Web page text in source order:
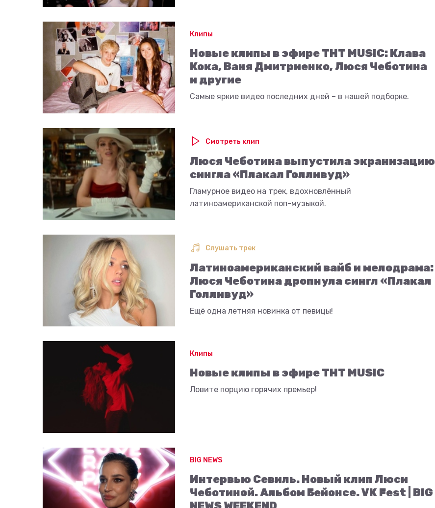
Клипы
Новые клипы в эфире ТНТ MUSIC: Клава
Кока, Ваня Дмитриенко, Люся Чеботина
и другие
Самые яркие видео последних дней – в нашей подборке.
Смотреть клип
Люся Чеботина выпустила экранизацию
сингла «Плакал Голливуд»
Гламурное видео на трек, вдохновлённый
латиноамериканской поп-музыкой.
Слушать трек
Латиноамериканский вайб и мелодрама:
Люся Чеботина дропнула сингл «Плакал
Голливуд»
Ещё одна летняя новинка от певицы!
Клипы
Новые клипы в эфире ТНТ MUSIC
Ловите порцию горячих премьер!
BIG NEWS
Интервью Севиль. Новый клип Люси
Чеботиной. Альбом Бейонсе. VK Fest | BIG